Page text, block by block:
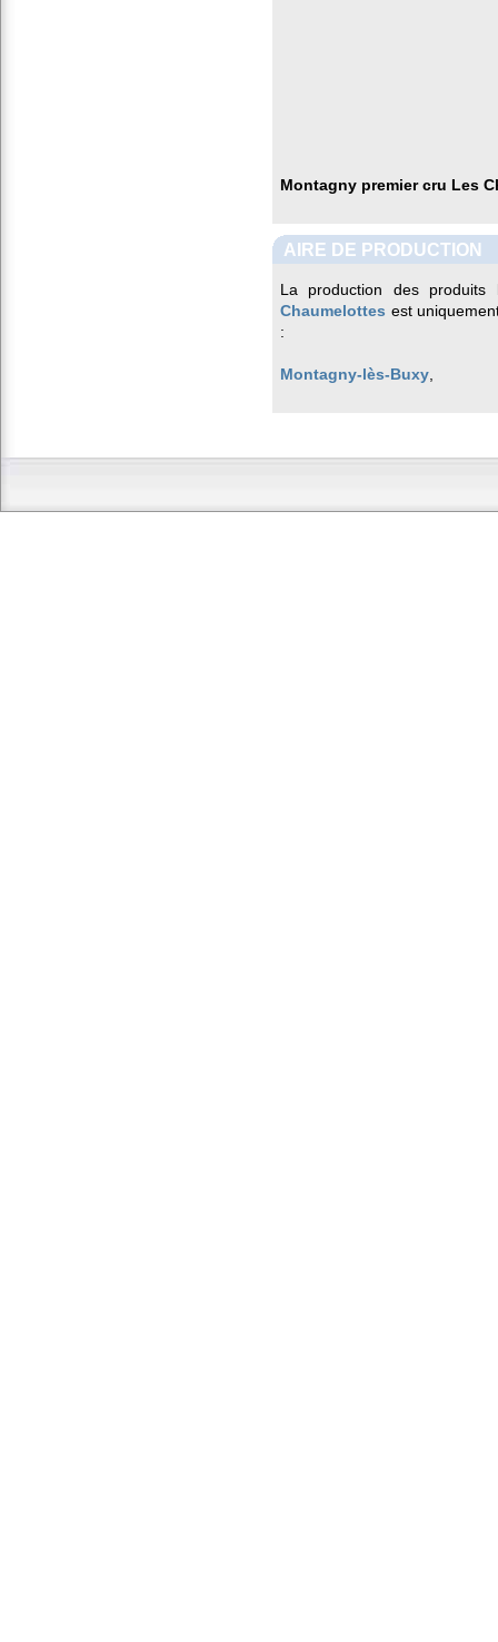
Montagny premier cru Les
AIRE DE PRODUCTION
La production des produits
Chaumelottes est
:
Montagny-lès-Buxy